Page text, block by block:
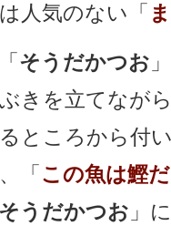
人気のない「
そうだかつお
きを立てなが
ところから付
「この魚は鰹
そうだかつお 」